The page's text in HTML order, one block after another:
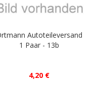
Autoteileversand
1 Paar - 13b
4,20 €